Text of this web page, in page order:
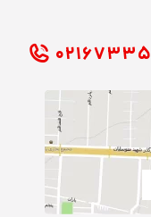
۶۷۳۳۵۰۰۰